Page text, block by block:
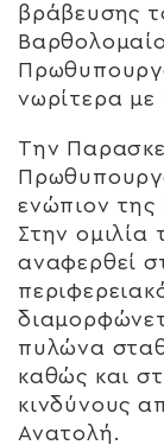
βράβευσης
νωρίτερα με
Την
ενώπιον της
Στην
αναφερθεί
πυλώνα
καθώς και
κινδύνους
Ανατολή.